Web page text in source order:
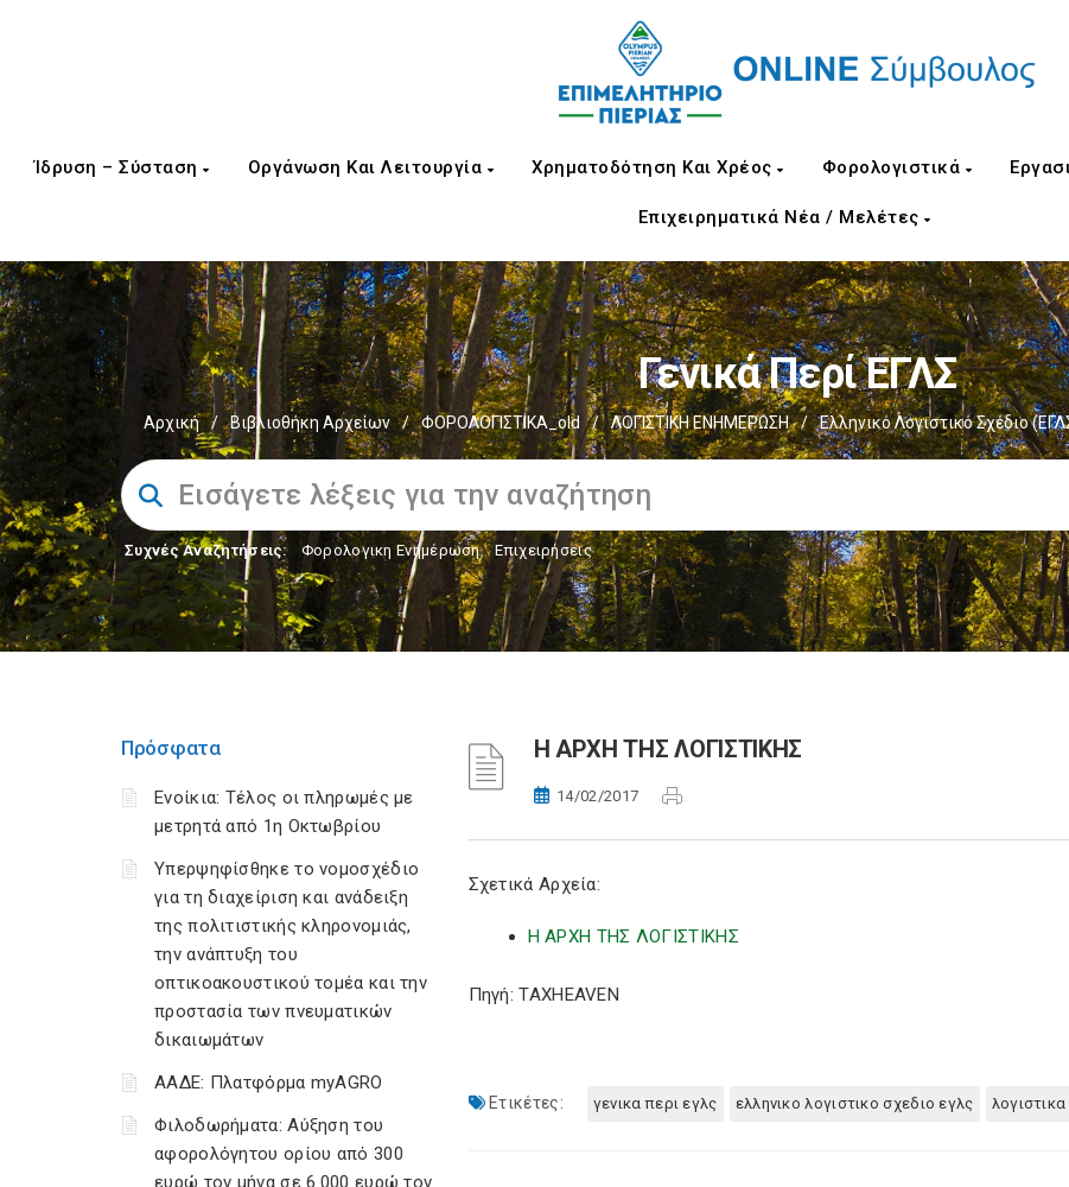
Ίδρυση – Σύσταση Οργάνωση Και Λειτουργία Χρηματοδότηση Και Χρέος Φορολογιστικά
Επιχειρηματικά Νέα / Μελέτες
Γενικά Περί ΕΓΛΣ
Αρχική / Βιβλιοθήκη Αρχείων / ΦΟΡΟΛΟΓΙΣΤΙΚΑ_old / ΛΟΓΙΣΤΙΚΗ ΕΝΗΜΕΡΩΣΗ / Ελληνικό Λογιστικό Σχέδιο
Συχνές Αναζητήσεις: Φορολογικη Ενημέρωση, Επιχειρήσεις
Πρόσφατα
Ενοίκια: Τέλος οι πληρωμές με
μετρητά από 1η Οκτωβρίου
Υπερψηφίσθηκε το νομοσχέδιο
για τη διαχείριση και ανάδειξη
της πολιτιστικής κληρονομιάς,
την ανάπτυξη του
οπτικοακουστικού τομέα και την
προστασία των πνευματικών
δικαιωμάτων
ΑΑΔΕ: Πλατφόρμα myAGRO
Φιλοδωρήματα: Αύξηση του
αφορολόγητου ορίου από 300
ευρώ τον μήνα σε 6.000 ευρώ τον
Η ΑΡΧΗ ΤΗΣ ΛΟΓΙΣΤΙΚΗΣ
14/02/2017
Σχετικά Αρχεία:
Η ΑΡΧΗ ΤΗΣ ΛΟΓΙΣΤΙΚΗΣ
Πηγή: TAXHEAVEN
Ετικέτες: γενικα περι εγλς ελληνικο λογιστικο σχεδιο εγλς